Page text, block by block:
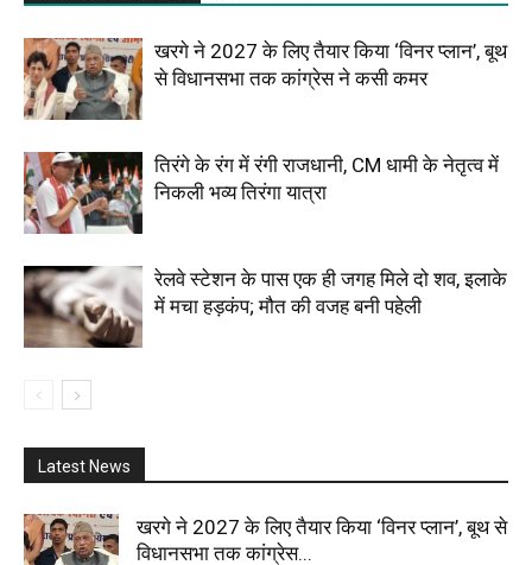
खरगे ने 2027 के लिए तैयार किया ‘विनर प्लान’, बूथ
से विधानसभा तक कांग्रेस ने कसी कमर
तिरंगे के रंग में रंगी राजधानी, CM धामी के नेतृत्व में
निकली भव्य तिरंगा यात्रा
रेलवे स्टेशन के पास एक ही जगह मिले दो शव, इलाके
में मचा हड़कंप; मौत की वजह बनी पहेली
Latest News
खरगे ने 2027 के लिए तैयार किया ‘विनर प्लान’, बूथ से
विधानसभा तक कांग्रेस...